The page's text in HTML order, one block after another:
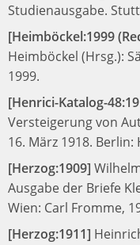
Studienausgabe.
[Heimböckel:1999
Heimböckel (Hrsg.):
1999.
[Henrici-Katalog-
Versteigerung von
16. März 1918. Berlin:
[Herzog:1909]
Ausgabe der Briefe
Wien: Carl Fromme,
[Herzog:1911]